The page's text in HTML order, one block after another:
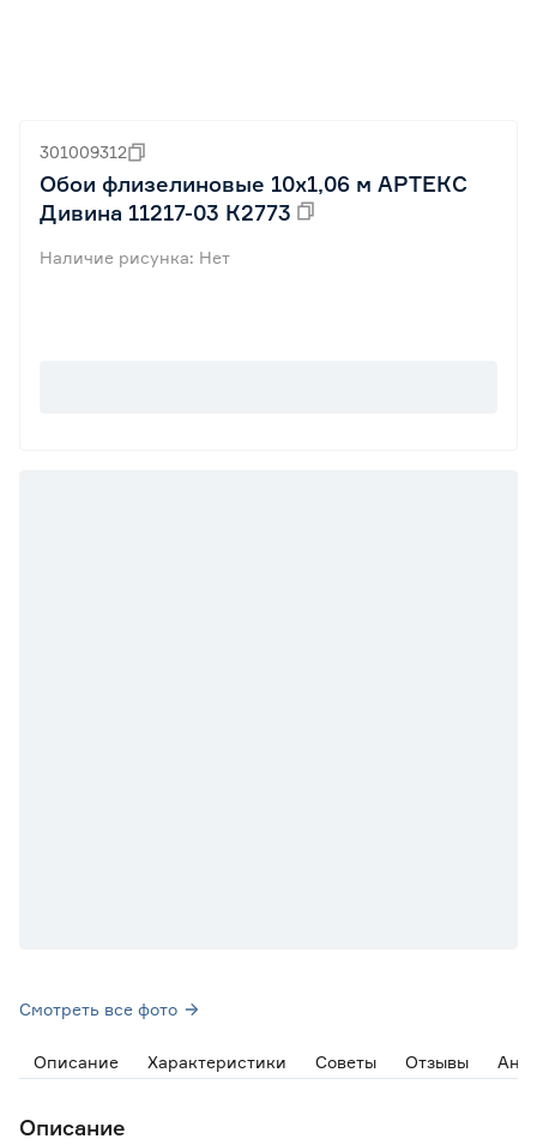
301009312
Обои флизелиновые 10х1,06 м АРТЕКС
Дивина 11217-03 К2773
Наличие рисунка: Нет
Смотреть все фото
Описание Характеристики Советы Отзывы
Описание